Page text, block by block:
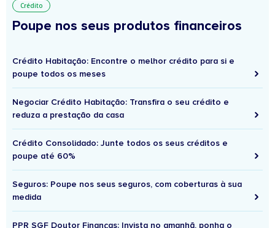
Crédito
Poupe nos seus produtos financeiros
Crédito Habitação: Encontre o melhor crédito para si e
poupe todos os meses
Negociar Crédito Habitação: Transfira o seu crédito e
reduza a prestação da casa
Crédito Consolidado: Junte todos os seus créditos e
poupe até 60%
Seguros: Poupe nos seus seguros, com coberturas à sua
medida
PPR SGF Doutor Finanças: Invista no amanhã, ponha o